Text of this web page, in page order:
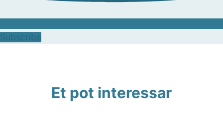
Et pot interessar